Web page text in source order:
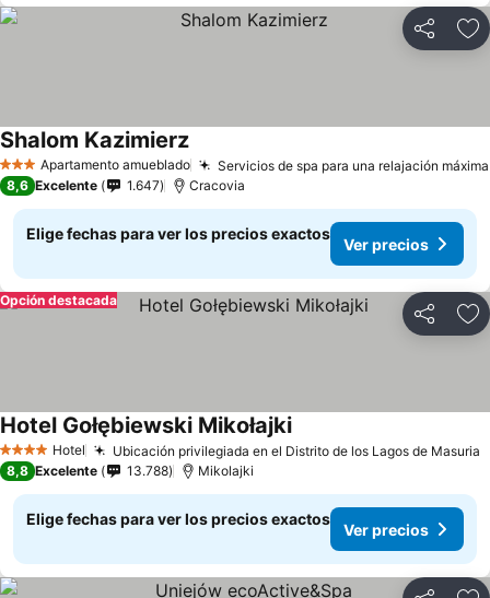
Compartir
3 EstrellasApartamento amueblado Servicios de spa para una relajación máxima
Shalom KazimierzVer precios
8,6 Excelente 1.647 Cracovia
Elige fechas para ver los precios exactos
Ver precios
Compartir
Opción destacada
4 EstrellasHotel Ubicación privilegiada en el Distrito de los Lagos de Masuria
Hotel Gołębiewski MikołajkiVer precios
8,8 Excelente 13.788 Mikolajki
Elige fechas para ver los precios exactos
Ver precios